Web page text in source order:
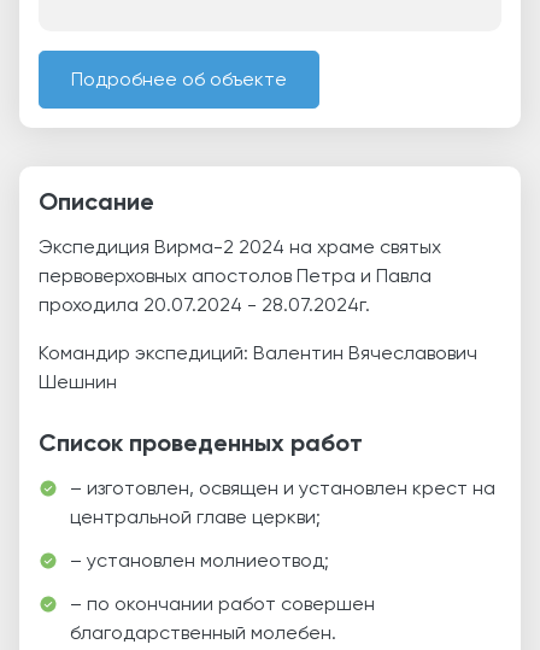
Подробнее об объекте
Описание
Экспедиция Вирма-2 2024 на храме святых
первоверховных апостолов Петра и Павла
проходила 20.07.2024 - 28.07.2024г.
Командир экспедиций: Валентин Вячеславович
Шешнин
Список проведенных работ
– изготовлен, освящен и установлен крест на
центральной главе церкви;
– установлен молниеотвод;
– по окончании работ совершен
благодарственный молебен.